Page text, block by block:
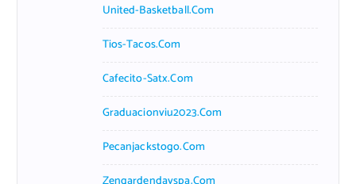
United-Basketball.com
Tios-Tacos.com
Cafecito-Satx.com
Graduacionviu2023.com
Pecanjackstogo.com